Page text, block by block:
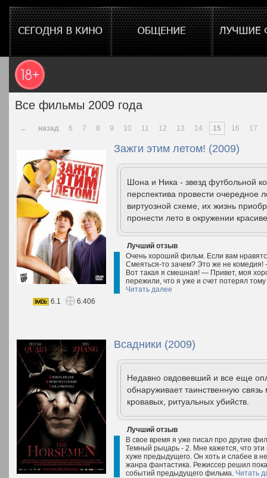
Все фильмы 2009 года
← назад 6 7 8 9 10 11 12 13 14 15 16 17
Зажги этим летом! (2009)
Шона и Ника - звезд футбольной
перспектива провести очередное
виртуозной схеме, их жизнь
пронести лето в окружении
Лучший отзыв
Очень хороший фильм. Если вам
Смеяться-то зачем? Это же не
Вот такая я смешная! — Привет, моя
пережили, что я уже и счет потерял
Читать далее
6.1
6.406
Всадники (2009)
Недавно овдовевший и все еще
обнаруживает таинственную
кровавых, ритуальных убийств.
Лучший отзыв
В свое время я уже писал про другие
Темный рыцарь - 2. Мне кажется, что
хуже предыдущего. Он хоть и слабее в
жанра фантастика. Режиссер решил
событий предыдущего фильма. Читать